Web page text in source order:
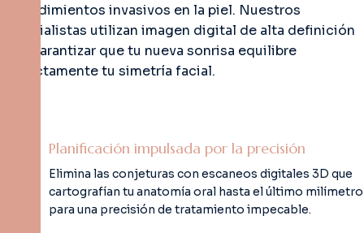
procedimientos invasivos en la piel. Nuestros
especialistas utilizan imagen digital de alta definición
para garantizar que tu nueva sonrisa equilibre
perfectamente tu simetría facial.
Planificación impulsada por la precisión
Elimina las conjeturas con escaneos digitales 3D que
cartografían tu anatomía oral hasta el último milímetro
para una precisión de tratamiento impecable.